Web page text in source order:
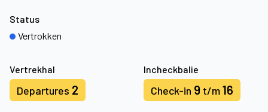
Vertrekhal
Departures 2
Incheckbalie
Check-in 9 t/m16
Status
Vertrokken